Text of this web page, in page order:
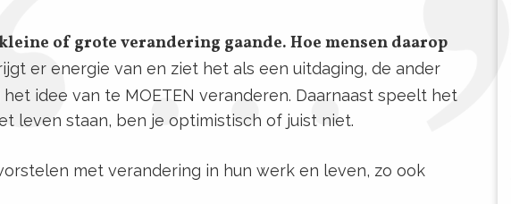
of grote verandering gaande. Hoe mensen daarop
er energie van en ziet het als een uitdaging, de ander
idee van te MOETEN veranderen. Daarnaast speelt het
leven staan, ben je optimistisch of juist niet.
met verandering in hun werk en leven, zo ook